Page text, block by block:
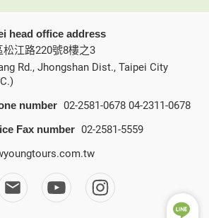
head office address
江路220號8樓之3
Rd., Jhongshan Dist., Taipei City
number 02-2581-0678 04-2311-0678
Fax number 02-2581-5559